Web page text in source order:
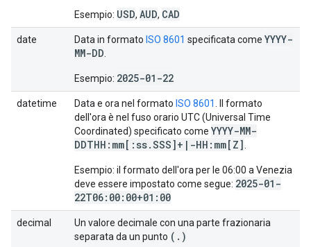
Esempio: USD, AUD, CAD
date Data in formato ISO 8601 specificata come YYYY-
MM-DD
Esempio: 2025-01-22
datetime Data e ora nel formato ISO 8601
. Il formato
dell'ora è nel fuso orario UTC (Universal Time
Coordinated) specificato come YYYY-MM-
DDTHH:mm[:ss.SSS]+ | -HH:mm[Z]
Esempio: il formato dell'ora per le 06:00 a Venezia
deve essere impostato come segue: 2025-01-
22T06:00:00+01:00
decimal
Un valore decimale con una parte frazionaria
separata da un punto ( . )